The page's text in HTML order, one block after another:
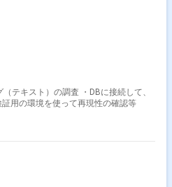
の調査 ・DBに接続して、
データを確認（SQL） ・検証用の環境を使って再現性の確認等